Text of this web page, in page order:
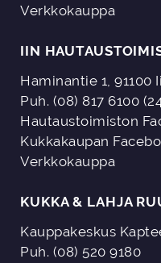
Verkkokauppa
IIN
Haminantie 1, 91100 Ii
Puh. (08) 817 6100
Hautaustoimiston
Kukkakaupan
Verkkokauppa
KUKKA & LAHJA
Kauppakeskus
Puh. (08) 520 9180